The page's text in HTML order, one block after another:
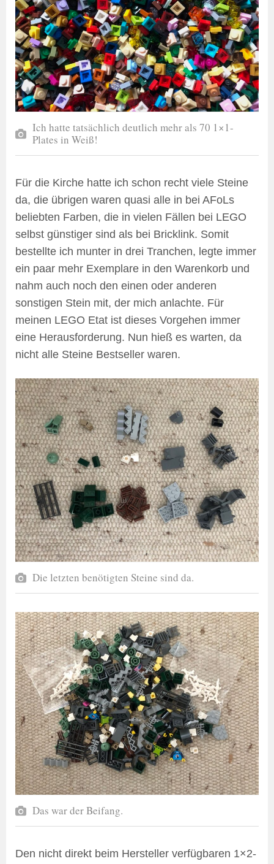
Ich hatte tatsächlich deutlich mehr als 70 1×1-
Plates in Weiß!
Für die Kirche hatte ich schon recht viele Steine
da, die übrigen waren quasi alle in bei AFoLs
beliebten Farben, die in vielen Fällen bei LEGO
selbst günstiger sind als bei Bricklink. Somit
bestellte ich munter in drei Tranchen, legte immer
ein paar mehr Exemplare in den Warenkorb und
nahm auch noch den einen oder anderen
sonstigen Stein mit, der mich anlachte. Für
meinen LEGO Etat ist dieses Vorgehen immer
eine Herausforderung. Nun hieß es warten, da
nicht alle Steine Bestseller waren.
Die letzten benötigten Steine sind da.
Das war der Beifang.
Den nicht direkt beim Hersteller verfügbaren 1×2-